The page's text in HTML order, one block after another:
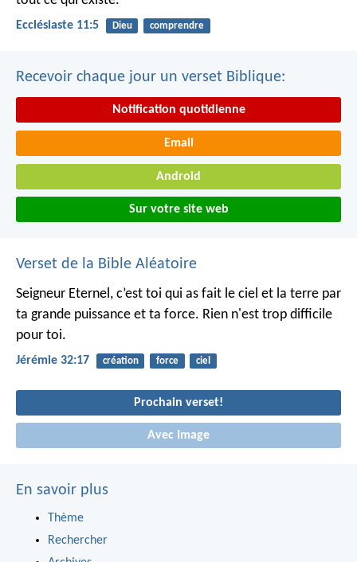
Ecclésiaste 11:5 Dieu comprendre
Recevoir chaque jour un verset Biblique:
Notification quotidienne
Email
Android
Sur votre site web
Verset de la Bible Aléatoire
Seigneur Eternel, c’est toi qui as fait le ciel et la terre par
ta grande puissance et ta force. Rien n'est trop difficile
pour toi.
Jérémie 32:17 création force ciel
Prochain verset!
Avec Image
En savoir plus
Thème
Rechercher